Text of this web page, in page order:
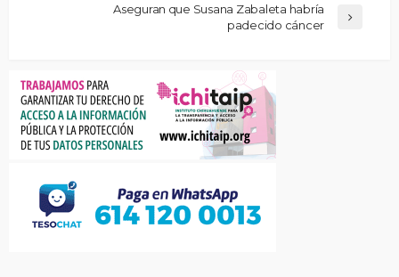
Aseguran que Susana Zabaleta habría
padecido cáncer